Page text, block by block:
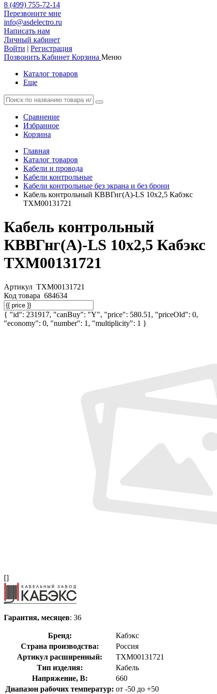
8 (499) 755-72-14
Перезвоните мне
info@asdelectro.ru
Написать нам
Личный кабинет
Войти | Регистрация
Позвонить Кабинет Корзина Меню
Каталог товаров
Еще
Сравнение
Избранное
Корзина
Главная
Каталог товаров
Кабели и провода
Кабели контрольные
Кабели контрольные без экрана и без брони
Кабель контрольный КВВГнг(А)-LS 10х2,5 Кабэкс
ТХМ00131721
Кабель контрольный
КВВГнг(А)-LS 10х2,5 Кабэкс
ТХМ00131721
Артикул ТХМ00131721
Код товара 684634
{ "id": 231917, "canBuy": "Y", "price": 580.51, "priceOld": 0,
"economy": 0, "number": 1, "multiplicity": 1 }
[]
Гарантия, месяцев: 36
Бренд:
Кабэкс
Страна производства:
Россия
Артикул расширенный:
ТХМ00131721
Тип изделия:
Кабель
Напряжение, В:
660
Диапазон рабочих температур: от -50 до +50